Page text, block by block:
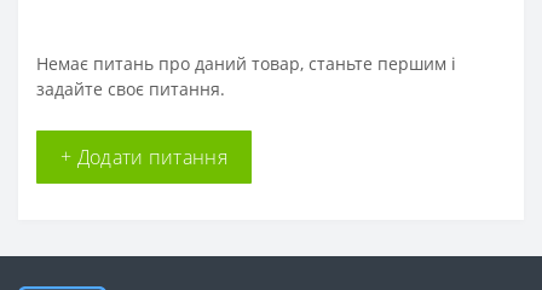
Немає питань про даний товар, станьте першим і
задайте своє питання.
+ Додати питання